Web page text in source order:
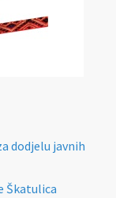
dodjelu javnih
Škatulica